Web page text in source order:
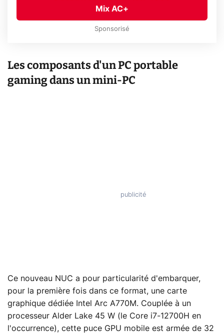
Mix AC+
Sponsorisé
Les composants d'un PC portable
gaming dans un mini-PC
Ce nouveau NUC a pour particularité d'embarquer,
pour la première fois dans ce format, une carte
graphique dédiée Intel Arc A770M. Couplée à un
processeur Alder Lake 45 W (le Core i7-12700H en
l'occurrence), cette puce GPU mobile est armée de 32